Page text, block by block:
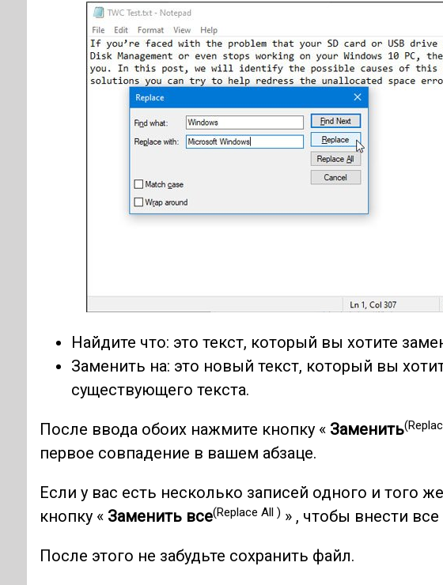
Найдите что: это текст, который вы хотите
Заменить на: это новый текст, который вы
существующего текста.
После ввода обоих нажмите кнопку « Заменить
первое совпадение в вашем абзаце.
Если у вас есть несколько записей одного и того
кнопку « Заменить все(Replace All ) » , чтобы внести
После этого не забудьте сохранить файл.